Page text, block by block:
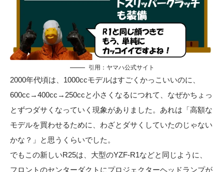
引用： ヤマハ公式サイト
2000年代頃は、1000ccモデルはすごくかっこいいのに、
600cc→400cc→250ccと小さくなるにつれて、なぜかちょっ
とずつダサくなっていく現象がありました。あれは「高額な
モデルを買わせるために、わざとダサくしていたのじゃない
かな？」と思うくらいでした。
でもこの新しいR25は、大型のYZF-R1などと同じように、
フロントのセンターダクトにプロジェクターヘッドランプが